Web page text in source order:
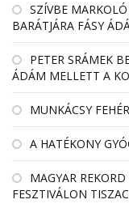
SZÍVBE
BARÁTJÁRA FÁSY
PETER SRÁMEK
ÁDÁM MELLETT A
MUNKÁCSY
A HATÉKONY
MAGYAR
FESZTIVÁLON